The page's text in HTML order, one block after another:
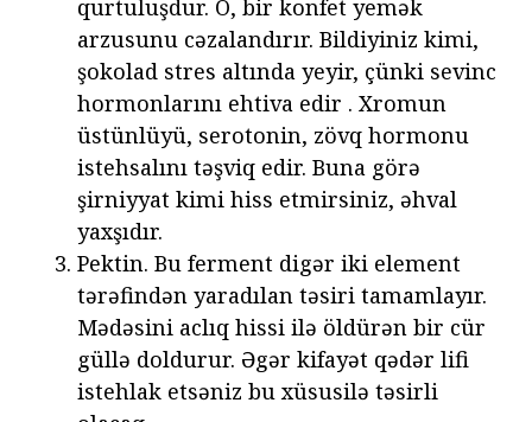
qurtuluşdur. O, bir konfet yemək
arzusunu cəzalandırır. Bildiyiniz kimi,
şokolad stres altında yeyir, çünki sevinc
hormonlarını ehtiva edir . Xromun
üstünlüyü, serotonin, zövq hormonu
istehsalını təşviq edir. Buna görə
şirniyyat kimi hiss etmirsiniz, əhval
yaxşıdır.
Pektin. Bu ferment digər iki element
tərəfindən yaradılan təsiri tamamlayır.
Mədəsini aclıq hissi ilə öldürən bir cür
güllə doldurur. Əgər kifayət qədər lifi
istehlak etsəniz bu xüsusilə təsirli